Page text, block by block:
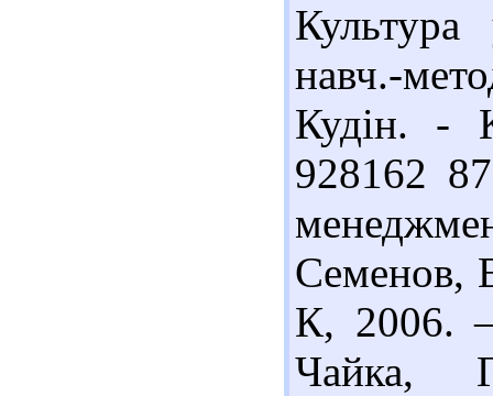
Культура
навч.-
Кудін.
928162
Семенов,
К, 2006.
Чайка,